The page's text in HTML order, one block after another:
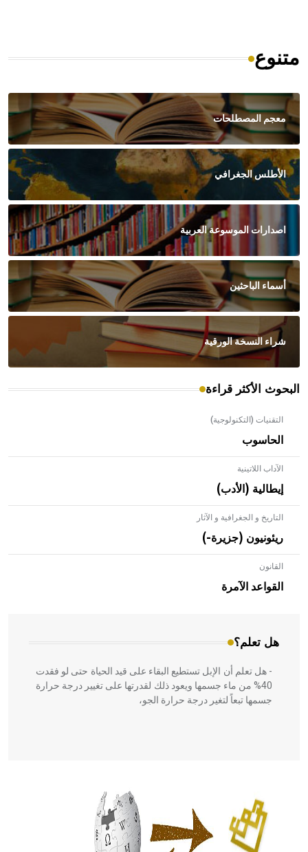
متنوع
معجم المصطلحات
الأطلس الجغرافي
اصدارات الموسوعة العربية
أسماء الباحثين
شراء النسخة الورقية
البحوث الأكثر قراءة
التقنيات (التكنولوجية)
الحاسوب
الآداب اللاتينية
إيطالية (الأدب)
التاريخ و الجغرافية و الآثار
ريئونيون (جزيرة-)
القانون
القواعد الآمرة
هل تعلم؟
- هل تعلم أن الأبلق نوع من الفنون الهندسية التي ارتبطت
بالعمارة الإسلامية في بلاد الشام ومصر خاصة، حيث يحرص
المعمار على بناء مداميكه وخاصة في الواجهات
- هل تعلم أن الإبل تستطيع البقاء على قيد الحياة حتى لو فقدت
40% من ماء جسمها ويعود ذلك لقدرتها على تغيير درجة حرارة
جسمها تبعاً لتغير درجة حرارة الجو،
الحكم، الأدلة، تنظيم التغذية، ورسالته في جروح الرأس. ويعود
له الفضل بأنه حرر الطب من الدين والفلسفة.